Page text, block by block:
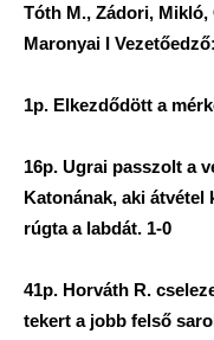
Tóth M., Zádori,
Maronyai I
1p. Elkezdődött a
16p. Ugrai passzolt a
Katonának, aki átvétel
rúgta a labdát. 1-0
41p. Horváth R.
tekert a jobb felső